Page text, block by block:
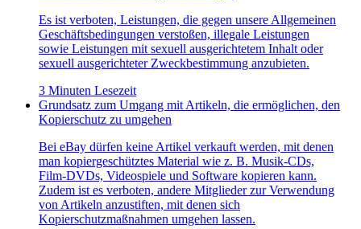
Es ist verboten, Leistungen, die gegen unsere Allgemeinen
Geschäftsbedingungen verstoßen, illegale Leistungen
sowie Leistungen mit sexuell ausgerichtetem Inhalt oder
sexuell ausgerichteter Zweckbestimmung anzubieten.
3 Minuten Lesezeit
Grundsatz zum Umgang mit Artikeln, die ermöglichen, den
Kopierschutz zu umgehen
Bei eBay dürfen keine Artikel verkauft werden, mit denen
man kopiergeschütztes Material wie z. B. Musik-CDs,
Film-DVDs, Videospiele und Software kopieren kann.
Zudem ist es verboten, andere Mitglieder zur Verwendung
von Artikeln anzustiften, mit denen sich
Kopierschutzmaßnahmen umgehen lassen.